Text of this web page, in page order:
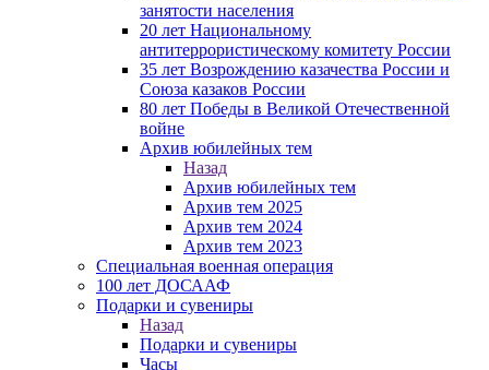
занятости населения
20 лет Национальному
антитеррористическому комитету России
35 лет Возрождению казачества России и
Союза казаков России
80 лет Победы в Великой Отечественной
войне
Архив юбилейных тем
Назад
Архив юбилейных тем
Архив тем 2025
Архив тем 2024
Архив тем 2023
Специальная военная операция
100 лет ДОСААФ
Подарки и сувениры
Назад
Подарки и сувениры
Часы